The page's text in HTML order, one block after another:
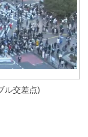
ル交差点)